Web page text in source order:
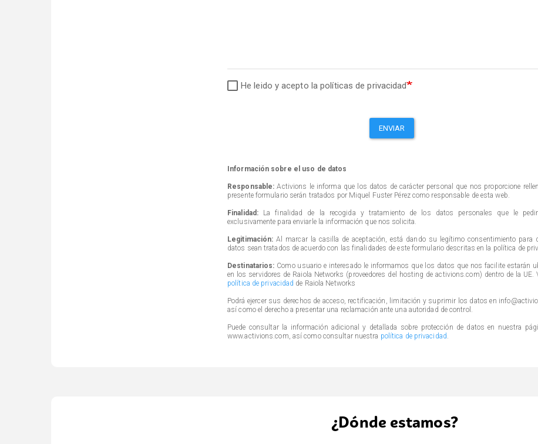
He leido y acepto la políticas de privacidad
ENVIAR
Información sobre el uso de datos
Responsable: Activions le informa que los datos de carácter personal que nos proporcione
presente formulario serán tratados por Miquel Fuster Pérez como responsable de esta web.
Finalidad: La finalidad de la recogida y tratamiento de los datos personales que le
exclusivamente para enviarle la información que nos solicita.
Legitimación: Al marcar la casilla de aceptación, está dando su legítimo consentimiento para
datos sean tratados de acuerdo con las finalidades de este formulario descritas en la política de
Destinatarios: Como usuario e interesado le informamos que los datos que nos facilite estarán
en los servidores de Raiola Networks (proveedores del hosting de activions.com) dentro de la UE.
política de privacidad de Raiola Networks
Podrá ejercer sus derechos de acceso, rectificación, limitación y suprimir los datos en
así como el derecho a presentar una reclamación ante una autoridad de control.
Puede consultar la información adicional y detallada sobre protección de datos en nuestra
www.activions.com, así como consultar nuestra política de privacidad
¿Dónde estamos?